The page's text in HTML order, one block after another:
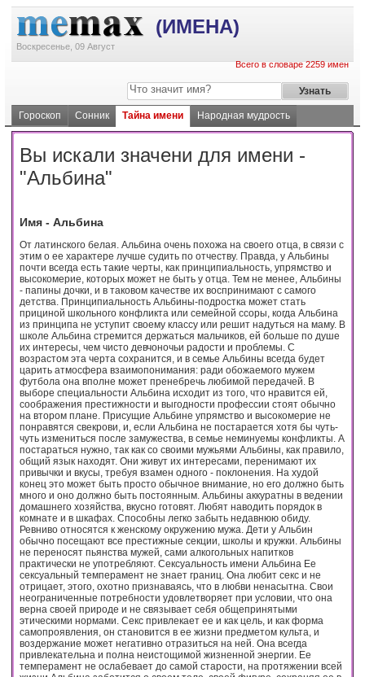
(ИМЕНА)
Воскресенье, 09 Август
Всего в словаре 2259 имен
Гороскоп Сонник Тайна имени Народная мудрость
Вы искали значени для имени -
"Альбина"
Имя - Альбина
От латинского белая. Альбина очень похожа на своего отца, в связи с
этим о ее характере лучше судить по отчеству. Правда, у Альбины
почти всегда есть такие черты, как принципиальность, упрямство и
высокомерие, которых может не быть у отца. Тем не менее, Альбины
- папины дочки, и в таковом качестве их воспринимают с самого
детства. Принципиальность Альбины-подростка может стать
прициной школьного конфликта или семейной ссоры, когда Альбина
из принципа не уступит своему классу или решит надуться на маму. В
школе Альбина стремится держаться мальчиков, ей больше по душе
их интересы, чем чисто девчоночьи радости и проблемы. С
возрастом эта черта сохранится, и в семье Альбины всегда будет
царить атмосфера взаимопонимания: ради обожаемого мужем
футбола она вполне может пренебречь любимой передачей. В
выборе специальности Альбина исходит из того, что нравится ей,
соображения престижности и выгодности профессии стоят обычно
на втором плане. Присущие Альбине упрямство и высокомерие не
понравятся свекрови, и, если Альбина не постарается хотя бы чуть-
чуть измениться после замужества, в семье неминуемы конфликты. А
постараться нужно, так как со своими мужьями Альбины, как правило,
общий язык находят. Они живут их интересами, перенимают их
привычки и вкусы, требуя взамен одного - поклонения. На худой
конец это может быть просто обычное внимание, но его должно быть
много и оно должно быть постоянным. Альбины аккуратны в ведении
домашнего хозяйства, вкусно готовят. Любят наводить порядок в
комнате и в шкафах. Способны легко забыть недавнюю обиду.
Ревниво относятся к женскому окружению мужа. Дети у Альбин
обычно посещают все престижные секции, школы и кружки. Альбины
не переносят пьянства мужей, сами алкогольных напитков
практически не употребляют. Сексуальность имени Альбина Ее
сексуальный темперамент не знает границ. Она любит секс и не
отрицает, этого, охотно признаваясь, что в любви ненасытна. Свои
неограниченные потребности удовлетворяет при условии, что она
верна своей природе и не связывает себя общепринятыми
этическими нормами. Секс привлекает ее и как цель, и как форма
самопроявления, он становится в ее жизни предметом культа, и
воздержание может негативно отразиться на ней. Она всегда
привлекательна и полна неистощимой жизненной энергии. Ее
темперамент не ослабевает до самой старости, на протяжении всей